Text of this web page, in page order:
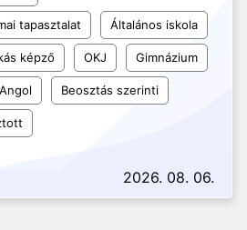
tapasztalat Általános iskola
képző OKJ Gimnázium
Angol Beosztás szerinti
2026. 08. 06.